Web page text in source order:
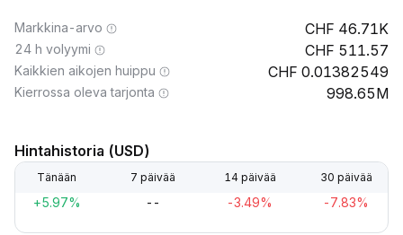
Markkina-arvo 46.71K
24 h volyymi 511.57
Kaikkien aikojen huippu 0.01382549
Kierrossa oleva tarjonta 998.65M
Hintahistoria (USD)
Tänään 7 päivää 14 päivää 30 päivää
+5.97% -- -3.49% -7.83%